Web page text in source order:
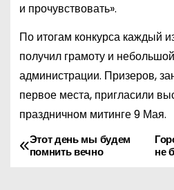
и прочувствовать».
По итогам конкурса каждый
получил грамоту и
администрации. Призеров,
первое места, пригласили
праздничном митинге 9 Мая.
Н
не
Этот день мы будем
помнить вечно